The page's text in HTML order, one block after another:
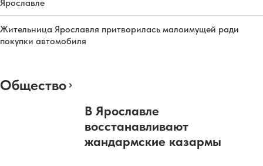
Ярославле
Жительница Ярославля притворилась малоимущей ради
покупки автомобиля
Общество
В Ярославле
восстанавливают
жандармские казармы